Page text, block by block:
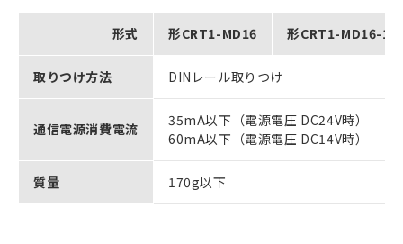
形式 形CRT1-MD16 形CRT1-MD16-1
取りつけ方法 DINレール取りつけ
通信電源消費電流
35mA以下（電源電圧 DC24V時）
60mA以下（電源電圧 DC14V時）
質量 170g以下